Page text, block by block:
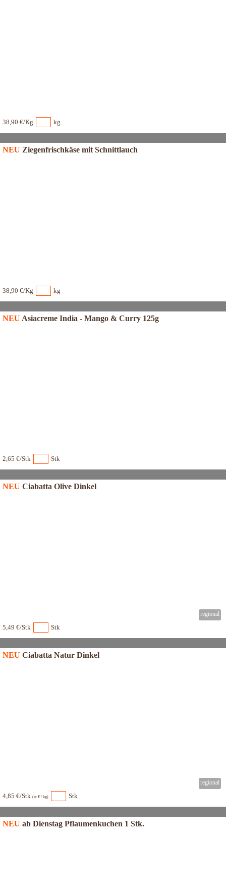
38,90 €/Kg kg
NEU Ziegenfrischkäse mit Schnittlauch
38,90 €/Kg kg
NEU Asiacreme India - Mango & Curry 125g
2,65 €/Stk Stk
NEU Ciabatta Olive Dinkel
5,49 €/Stk Stk
NEU Ciabatta Natur Dinkel
4,85 €/Stk (∞ € / kg) Stk
NEU ab Dienstag Pflaumenkuchen 1 Stk.